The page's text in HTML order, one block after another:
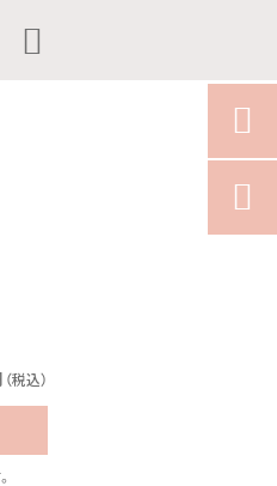

（税込）

